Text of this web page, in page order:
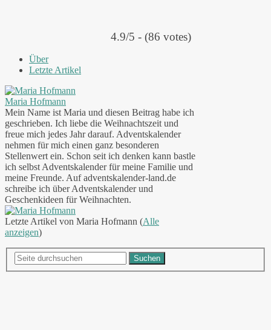
4.9/5 - (86 votes)
Über
Letzte Artikel
Maria Hofmann
Mein Name ist Maria und diesen Beitrag habe ich
geschrieben. Ich liebe die Weihnachtszeit und
freue mich jedes Jahr darauf. Adventskalender
nehmen für mich einen ganz besonderen
Stellenwert ein. Schon seit ich denken kann bastle
ich selbst Adventskalender für meine Familie und
meine Freunde. Auf adventskalender-land.de
schreibe ich über Adventskalender und
Geschenkideen für Weihnachten.
Letzte Artikel von Maria Hofmann (Alle
anzeigen)
Suchen